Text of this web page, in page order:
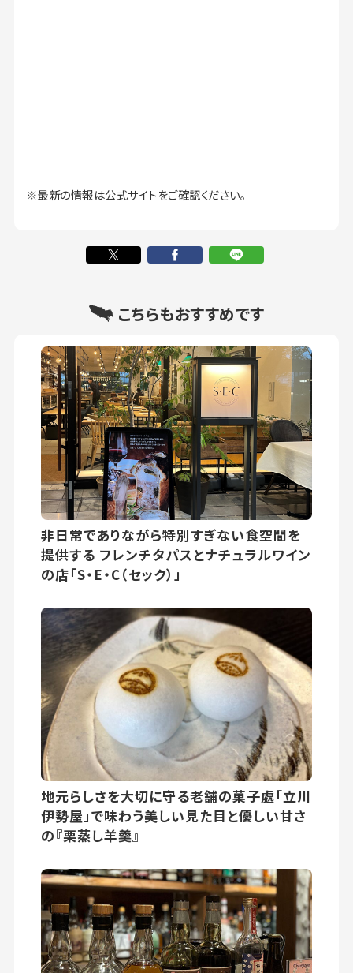
※最新の情報は公式サイトをご確認ください。
こちらもおすすめです
非日常でありながら特別すぎない食空間を
提供する フレンチタパスとナチュラルワイン
の店「S・E・C（セック）」
地元らしさを大切に守る老舗の菓子處「立川
伊勢屋」で味わう美しい見た目と優しい甘さ
の『栗蒸し羊羹』